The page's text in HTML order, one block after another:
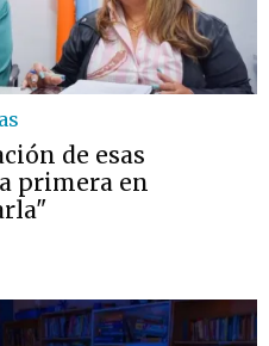
de esas
primera en